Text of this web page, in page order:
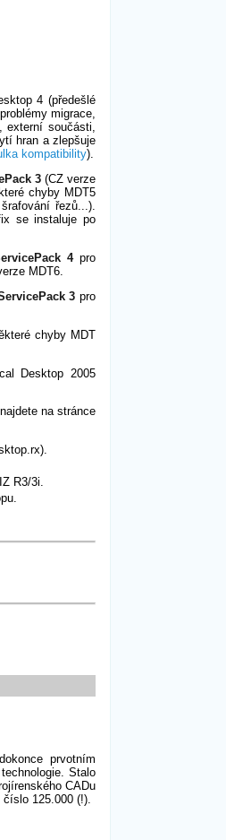
4 (předešlé
migrace,
externí součásti,
hran a zlepšuje
kompatibility).
3 (CZ verze
chyby MDT5
řezů...).
se instaluje po
4pro
MDT6.
3 pro
chyby MDT
Desktop 2005
na stránce
R3/3i.
prvotním
Stalo
CADu
125.000 (!).